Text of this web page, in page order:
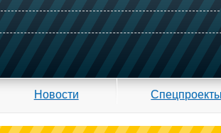
Новости Спецпроекты